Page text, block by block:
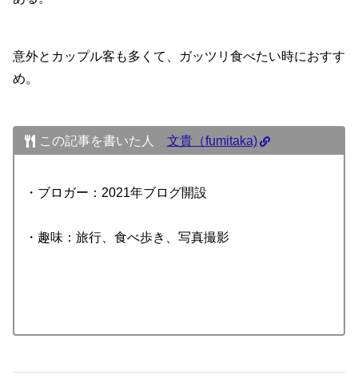
意外とカップル客も多くて、ガッツリ食べたい時におすす
め。
この記事を書いた人 文貴（fumitaka)
・ブロガー：2021年ブログ開設
・趣味：旅行、食べ歩き、写真撮影